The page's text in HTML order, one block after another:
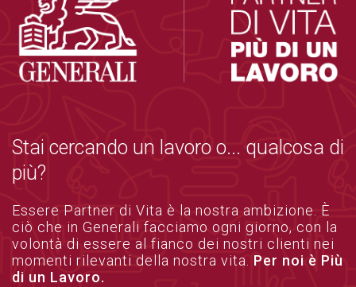
Stai cercando un lavoro o... qualcosa di
più?
Essere Partner di Vita è la nostra ambizione. È
ciò che in Generali facciamo ogni giorno, con la
volontà di essere al fianco dei nostri clienti nei
momenti rilevanti della nostra vita. Per noi è Più
di un Lavoro.